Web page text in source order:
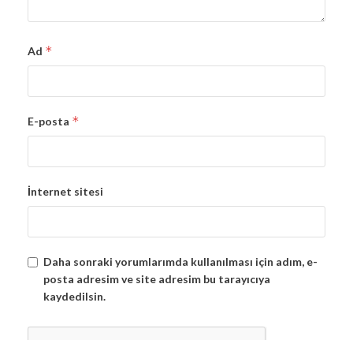
Ad *
E-posta *
İnternet sitesi
Daha sonraki yorumlarımda kullanılması için adım, e-
posta adresim ve site adresim bu tarayıcıya
kaydedilsin.